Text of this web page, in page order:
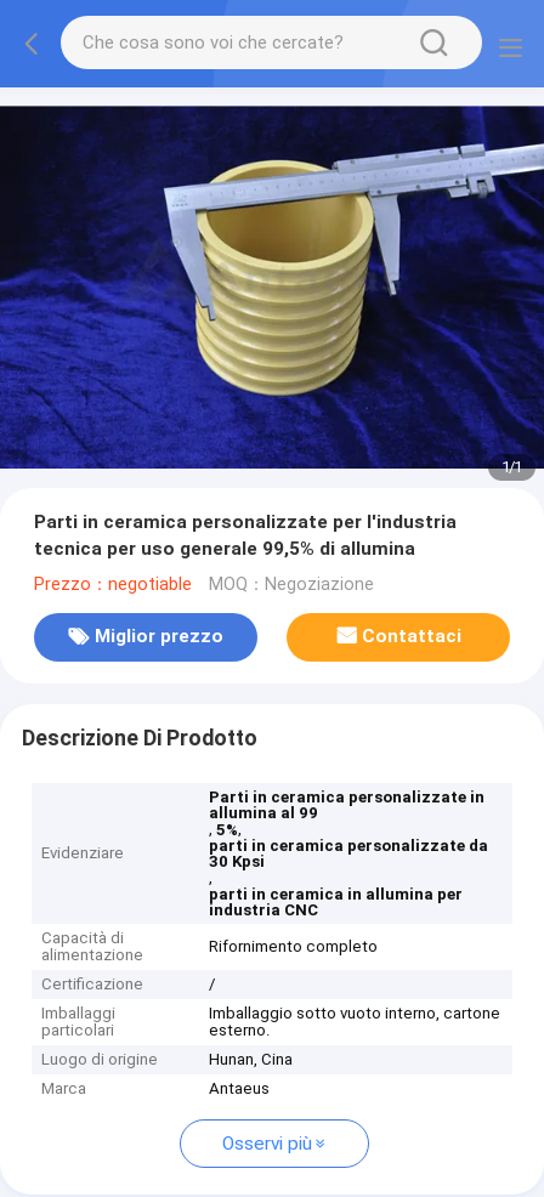
1/1
Parti in ceramica personalizzate per l'industria
tecnica per uso generale 99,5% di allumina
Prezzo：negotiable MOQ：Negoziazione
Miglior prezzo Contattaci
Descrizione Di Prodotto
Evidenziare
Parti in ceramica personalizzate in
allumina al 99
,5%,
parti in ceramica personalizzate da
30 Kpsi
,
parti in ceramica in allumina per
industria CNC
Capacità di
alimentazione
Rifornimento completo
Certificazione
/
Imballaggi
particolari
Imballaggio sotto vuoto interno, cartone
esterno.
Luogo di origine
Hunan, Cina
Marca
Antaeus
Osservi più